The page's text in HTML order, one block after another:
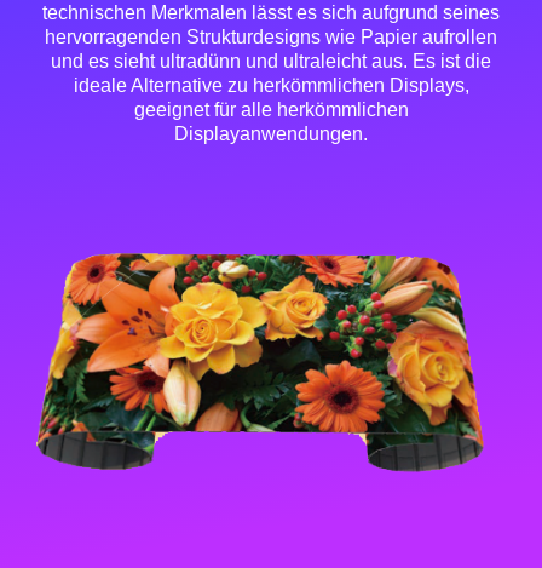
technischen Merkmalen lässt es sich aufgrund seines
hervorragenden Strukturdesigns wie Papier aufrollen
und es sieht ultradünn und ultraleicht aus. Es ist die
ideale Alternative zu herkömmlichen Displays,
geeignet für alle herkömmlichen
Displayanwendungen.